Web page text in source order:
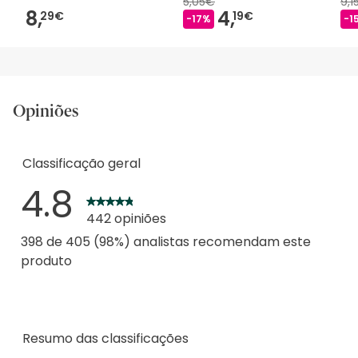
8,29€ -17% 4,19€ -
Opiniões
Resumo das classificações
Classificação geral
4.8
442 opiniões
398 de 405 (98%) analistas recomendam este
produto